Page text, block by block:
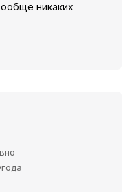
никаких